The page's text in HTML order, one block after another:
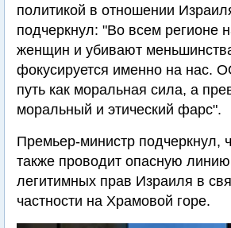
политикой в отношении
подчеркнул: "Во всем регионе
женщин и убивают
фокусируется именно на нас.
путь как моральная сила, а
моральный и этический фарс".
Премьер-министр
также проводит опасную
легитимных прав Израиля в
частности на Храмовой горе.